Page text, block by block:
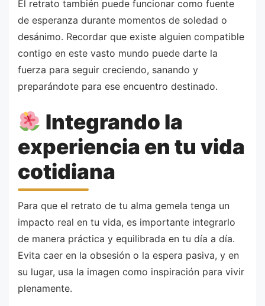
El retrato también puede funcionar como fuente
de esperanza durante momentos de soledad o
desánimo. Recordar que existe alguien compatible
contigo en este vasto mundo puede darte la
fuerza para seguir creciendo, sanando y
preparándote para ese encuentro destinado.
Integrando la
experiencia en tu vida
cotidiana
Para que el retrato de tu alma gemela tenga un
impacto real en tu vida, es importante integrarlo
de manera práctica y equilibrada en tu día a día.
Evita caer en la obsesión o la espera pasiva, y en
su lugar, usa la imagen como inspiración para vivir
plenamente.